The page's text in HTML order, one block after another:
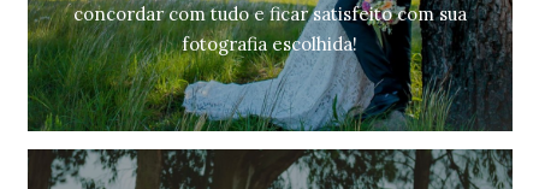
concordar com tudo e ficar satisfeito com sua
fotografia escolhida!